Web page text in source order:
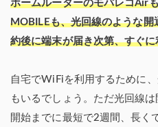
ホームルーターのモバレコAir
MOBILEも、光回線のような
約後に端末が届き次第、すぐに
自宅でWiFiを利用するために
もいるでしょう。ただ光回線
開始までに最短で2週間、長く